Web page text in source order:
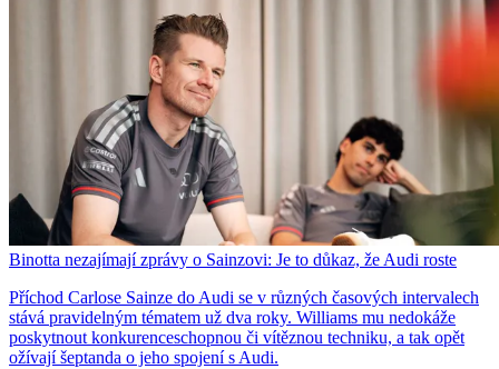
Binotta nezajímají zprávy o Sainzovi: Je to důkaz, že Audi roste
Příchod Carlose Sainze do Audi se v různých časových intervalech
stává pravidelným tématem už dva roky. Williams mu nedokáže
poskytnout konkurenceschopnou či vítěznou techniku, a tak opět
ožívají šeptanda o jeho spojení s Audi.